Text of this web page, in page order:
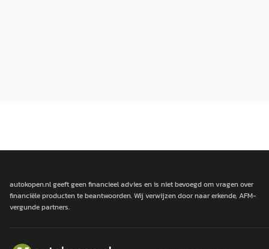
autokopen.nl geeft geen financieel advies en is niet bevoegd om vragen over
financiële producten te beantwoorden. Wij verwijzen door naar erkende, AFM-
vergunde partners.